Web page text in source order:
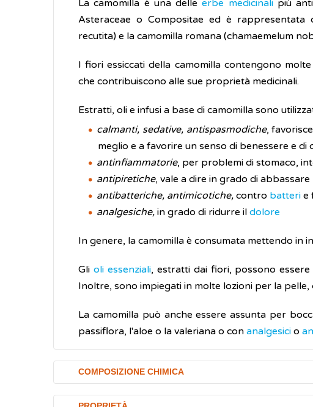
La camomilla è una delleerbe medicinalipiù
Asteraceae o Compositae ed è rappresentata
recutita) e la camomilla romana (chamaemelum
I fiori essiccati della camomilla contengono
che contribuiscono alle sue proprietà medicinali.
Estratti, oli e infusi a base di camomilla sono
calmanti, sedative, antispasmodiche,
meglio e a favorire un senso di benessere e di
antinfiammatorie, per problemi di stomaco,
antipiretiche, vale a dire in grado di abbassare
antibatteriche, antimicotiche, contro batteri e
analgesiche, in grado di ridurre il dolore
In genere, la camomilla è consumata mettendo in
Gli oli essenziali, estratti dai fiori, possono
Inoltre, sono impiegati in molte lozioni per la pelle,
La camomilla può anche essere assunta per
passiflora, l'aloe o la valeriana o con analgesici o
COMPOSIZIONE CHIMICA
Gli effetti benefici della camomilla sono legati